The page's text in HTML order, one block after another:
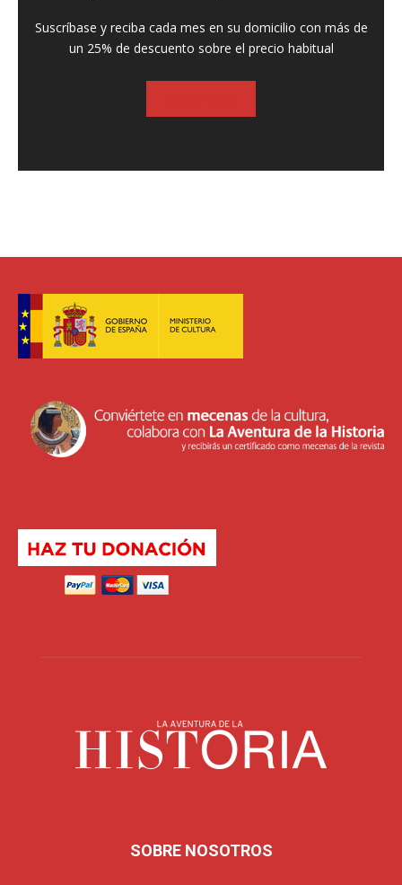
Suscríbase y reciba cada mes en su domicilio con más de
un 25% de descuento sobre el precio habitual
SOBRE NOSOTROS